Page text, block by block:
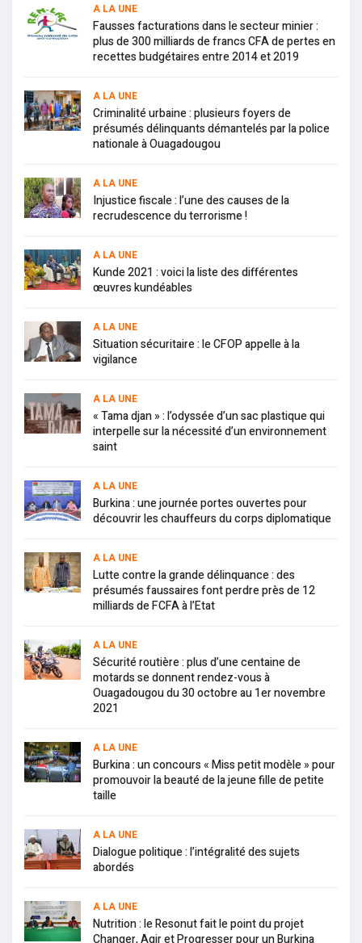
A LA UNE
Fausses facturations dans le secteur minier :
plus de 300 milliards de francs CFA de pertes en
recettes budgétaires entre 2014 et 2019
A LA UNE
Criminalité urbaine : plusieurs foyers de
présumés délinquants démantelés par la police
nationale à Ouagadougou
A LA UNE
Injustice fiscale : l’une des causes de la
recrudescence du terrorisme !
A LA UNE
Kunde 2021 : voici la liste des différentes
œuvres kundéables
A LA UNE
Situation sécuritaire : le CFOP appelle à la
vigilance
A LA UNE
« Tama djan » : l’odyssée d’un sac plastique qui
interpelle sur la nécessité d’un environnement
saint
A LA UNE
Burkina : une journée portes ouvertes pour
découvrir les chauffeurs du corps diplomatique
A LA UNE
Lutte contre la grande délinquance : des
présumés faussaires font perdre près de 12
milliards de FCFA à l’Etat
A LA UNE
Sécurité routière : plus d’une centaine de
motards se donnent rendez-vous à
Ouagadougou du 30 octobre au 1er novembre
2021
A LA UNE
Burkina : un concours « Miss petit modèle » pour
promouvoir la beauté de la jeune fille de petite
taille
A LA UNE
Dialogue politique : l’intégralité des sujets
abordés
A LA UNE
Nutrition : le Resonut fait le point du projet
Changer, Agir et Progresser pour un Burkina